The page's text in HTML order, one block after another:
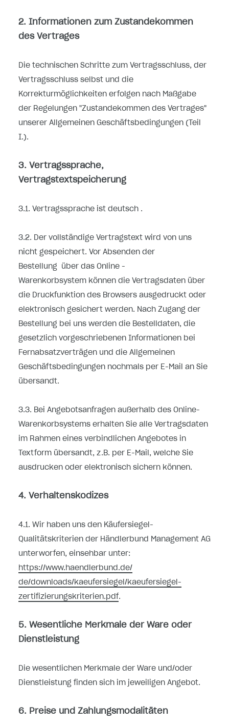
2. Informationen zum Zustandekommen
des Vertrages
Die technischen Schritte zum Vertragsschluss, der
Vertragsschluss selbst und die
Korrekturmöglichkeiten erfolgen nach Maßgabe
der Regelungen "Zustandekommen des Vertrages"
unserer Allgemeinen Geschäftsbedingungen (Teil
I.).
3. Vertragssprache,
Vertragstextspeicherung
3.1. Vertragssprache ist deutsch .
3.2. Der vollständige Vertragstext wird von uns
nicht gespeichert. Vor Absenden der
Bestellung über das Online -
Warenkorbsystem können die Vertragsdaten über
die Druckfunktion des Browsers ausgedruckt oder
elektronisch gesichert werden. Nach Zugang der
Bestellung bei uns werden die Bestelldaten, die
gesetzlich vorgeschriebenen Informationen bei
Fernabsatzverträgen und die Allgemeinen
Geschäftsbedingungen nochmals per E-Mail an Sie
übersandt.
3.3. Bei Angebotsanfragen außerhalb des Online-
Warenkorbsystems erhalten Sie alle Vertragsdaten
im Rahmen eines verbindlichen Angebotes in
Textform übersandt, z.B. per E-Mail, welche Sie
ausdrucken oder elektronisch sichern können.
4. Verhaltenskodizes
4.1. Wir haben uns den Käufersiegel-
Qualitätskriterien der Händlerbund Management AG
unterworfen, einsehbar unter:
https://www.haendlerbund.de/
de/downloads/kaeufersiegel/kaeufersiegel-
zertifizierungskriterien.pdf.
5. Wesentliche Merkmale der Ware oder
Dienstleistung
Die wesentlichen Merkmale der Ware und/oder
Dienstleistung finden sich im jeweiligen Angebot.
6. Preise und Zahlungsmodalitäten